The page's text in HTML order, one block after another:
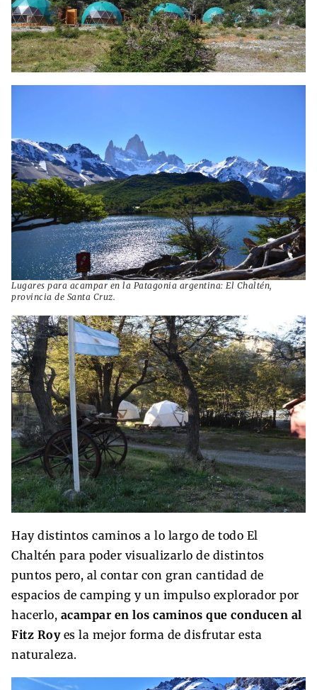
Lugares para acampar en la Patagonia argentina: El Chaltén,
provincia de Santa Cruz.
Hay distintos caminos a lo largo de todo El
Chaltén para poder visualizarlo de distintos
puntos pero, al contar con gran cantidad de
espacios de camping y un impulso explorador por
hacerlo, acampar en los caminos que conducen al
Fitz Roy es la mejor forma de disfrutar esta
naturaleza.